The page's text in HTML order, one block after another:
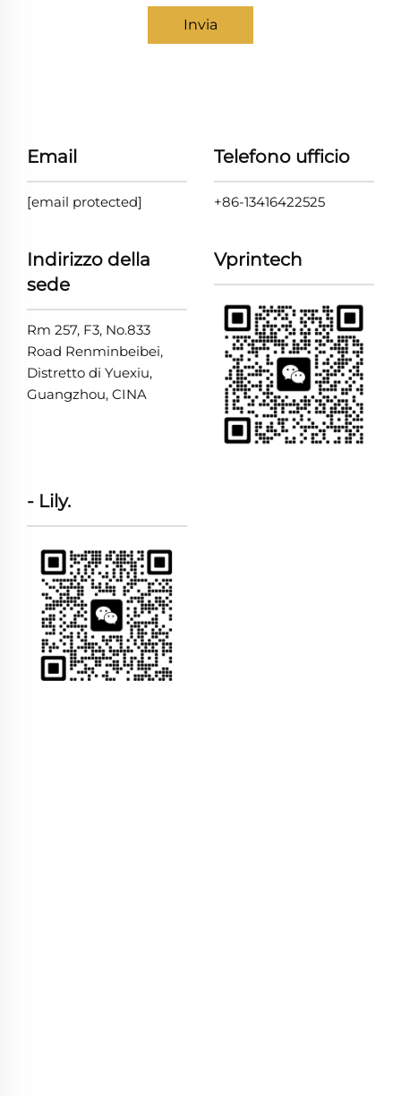
Invia
Email
[email protected]
Telefono ufficio
+86-13416422525
Indirizzo della
sede
Rm 257, F3, No.833
Road Renminbeibei,
Distretto di Yuexiu,
Guangzhou, CINA
Vprintech
- Lily.